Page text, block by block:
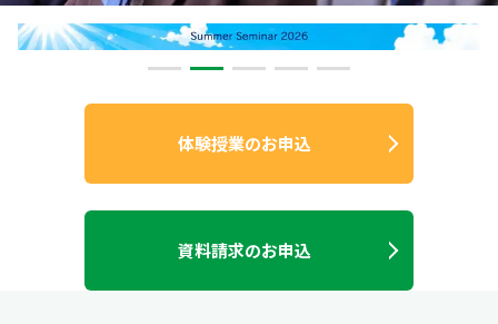
体験授業のお申込
資料請求のお申込